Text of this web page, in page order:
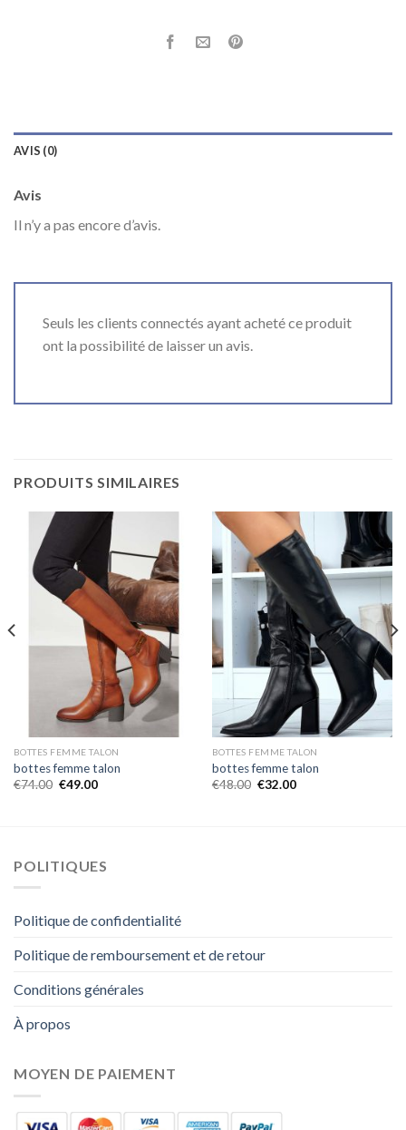
AVIS (0)
Avis
Il n’y a pas encore d’avis.
Seuls les clients connectés ayant acheté ce produit
ont la possibilité de laisser un avis.
PRODUITS SIMILAIRES
BOTTES FEMME TALON
bottes femme talon
€74.00 €49.00
BOTTES FEMME TALON
bottes femme talon
€48.00 €32.00
POLITIQUES
Politique de confidentialité
Politique de remboursement et de retour
Conditions générales
À propos
MOYEN DE PAIEMENT